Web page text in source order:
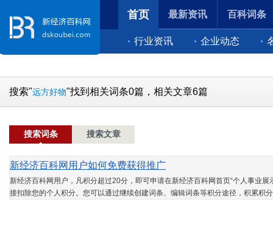
首页
行业资讯 企业动态
最新资讯 百科词条
搜索"远方好物"找到相关词条0篇，相关文章6篇
搜索词条 搜索文章
新经济百科网用户如何免费获得推广
新经济百科网用户，凡积分超过20分，即可申请在新经济百科网首页“个人事业
接扣除您的个人积分。您可以通过继续创建词条、编辑词条等积分途径，积累积